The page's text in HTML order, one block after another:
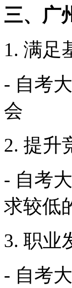
三、广
1. 满足
- 自考
会
2. 提升
- 自考
求较低
3. 职业
- 自考